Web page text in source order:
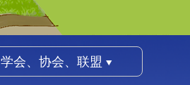
学会、协会、联盟